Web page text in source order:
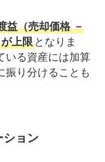
益（売却価格 －
上限となりま
いる資産には加算
振り分けることも
ション